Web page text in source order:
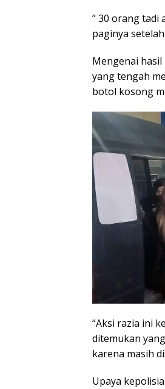
” 30 orang tadi
paginya
Mengenai
yang tengah
botol kosong
“Aksi razia ini
ditemukan
karena masih
Upaya